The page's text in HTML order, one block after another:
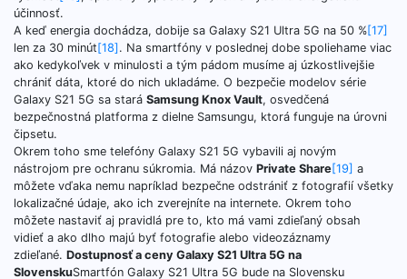
účinnosť.
A keď energia dochádza, dobije sa Galaxy S21 Ultra 5G na 50 %[17]
len za 30 minút[18] . Na smartfóny v poslednej dobe spoliehame viac
ako kedykoľvek v minulosti a tým pádom musíme aj úzkostlivejšie
chrániť dáta, ktoré do nich ukladáme. O bezpečie modelov série
Galaxy S21 5G sa stará Samsung Knox Vault, osvedčená
bezpečnostná platforma z dielne Samsungu, ktorá funguje na úrovni
čipsetu.
Okrem toho sme telefóny Galaxy S21 5G vybavili aj novým
nástrojom pre ochranu súkromia. Má názov Private Share[19] a
môžete vďaka nemu napríklad bezpečne odstrániť z fotografií všetky
lokalizačné údaje, ako ich zverejníte na internete. Okrem toho
môžete nastaviť aj pravidlá pre to, kto má vami zdieľaný obsah
vidieť a ako dlho majú byť fotografie alebo videozáznamy
zdieľané. Dostupnosť a ceny Galaxy S21 Ultra 5G na
SlovenskuSmartfón Galaxy S21 Ultra 5G bude na Slovensku